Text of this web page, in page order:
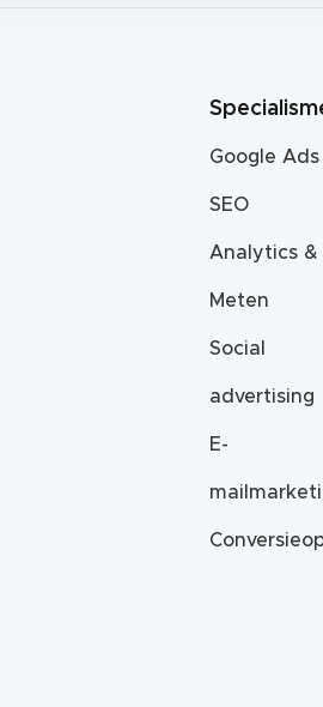
Google Ads
SEO
Analytics &
Meten
Social
advertising
E-